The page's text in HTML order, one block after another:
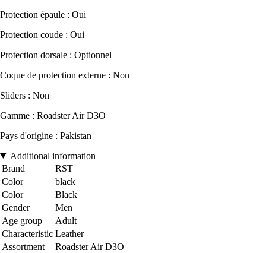
Protection épaule : Oui
Protection coude : Oui
Protection dorsale : Optionnel
Coque de protection externe : Non
Sliders : Non
Gamme : Roadster Air D3O
Pays d'origine : Pakistan
Additional information
Brand
RST
Color
black
Color
Black
Gender
Men
Age group
Adult
Characteristic Leather
Assortment
Roadster Air D3O